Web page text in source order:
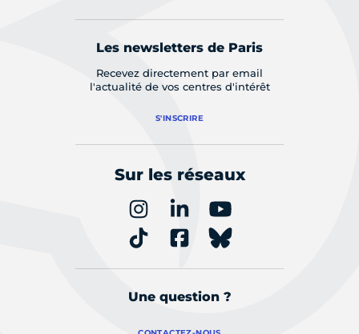
Les newsletters de Paris
Recevez directement par email
l'actualité de vos centres d'intérêt
S'INSCRIRE
Sur les réseaux
Une question ?